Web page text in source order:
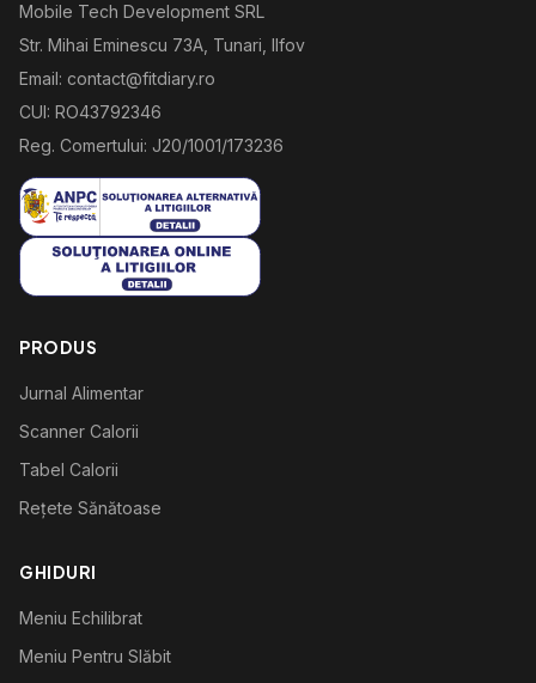
Mobile Tech Development SRL
Str. Mihai Eminescu 73A, Tunari, Ilfov
Email: contact@fitdiary.ro
CUI: RO43792346
Reg. Comertului: J20/1001/173236
PRODUS
Jurnal Alimentar
Scanner Calorii
Tabel Calorii
Rețete Sănătoase
GHIDURI
Meniu Echilibrat
Meniu Pentru Slăbit